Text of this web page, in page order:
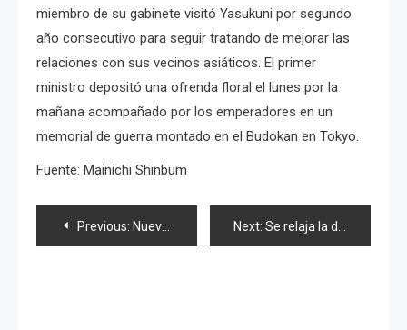
miembro de su gabinete visitó Yasukuni por segundo
año consecutivo para seguir tratando de mejorar las
relaciones con sus vecinos asiáticos. El primer
ministro depositó una ofrenda floral el lunes por la
mañana acompañado por los emperadores en un
memorial de guerra montado en el Budokan en Tokyo.
Fuente: Mainichi Shinbum
Navegación
Previous: Nuevas 5 integrantes de «S/mileage» Next: Se relaja la disciplina en NMB48, 2a. llamada de atención de «wotas»